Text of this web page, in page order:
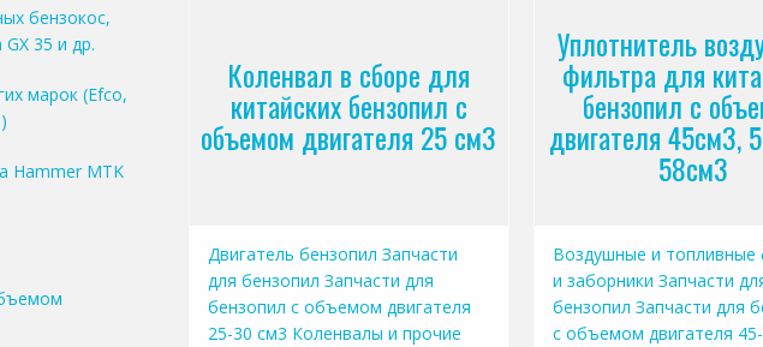
Коленвал в сборе для
китайских бензопил с
объемом двигателя 25 см3
Двигатель бензопил Запчасти
для бензопил Запчасти для
бензопил с объемом двигателя
25-30 см3 Коленвалы и прочие
Уплотнитель
фильтра для
бензопил с
двигателя 45см3,
58см3
Воздушные и топливные
и заборники Запчасти
бензопил Запчасти для
с объемом двигателя
бензокос,
35 и др.
марок (Efco,
Hammer MTK